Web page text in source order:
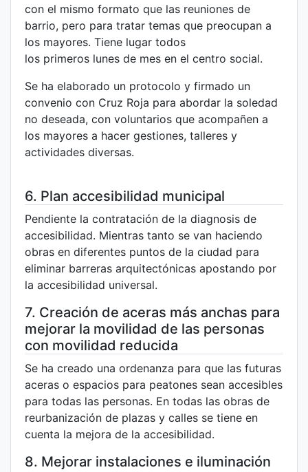
con el mismo formato que las reuniones de
barrio, pero para tratar temas que preocupan a
los mayores. Tiene lugar todos
los primeros lunes de mes en el centro social.
Se ha elaborado un protocolo y firmado un
convenio con Cruz Roja para abordar la soledad
no deseada, con voluntarios que acompañen a
los mayores a hacer gestiones, talleres y
actividades diversas.
6. Plan accesibilidad municipal
Pendiente la contratación de la diagnosis de
accesibilidad. Mientras tanto se van haciendo
obras en diferentes puntos de la ciudad para
eliminar barreras arquitectónicas apostando por
la accesibilidad universal.
7. Creación de aceras más anchas para
mejorar la movilidad de las personas
con movilidad reducida
Se ha creado una ordenanza para que las futuras
aceras o espacios para peatones sean accesibles
para todas las personas. En todas las obras de
reurbanización de plazas y calles se tiene en
cuenta la mejora de la accesibilidad.
8. Mejorar instalaciones e iluminación